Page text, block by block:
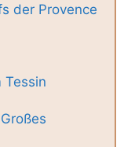
der Provence
Tessin